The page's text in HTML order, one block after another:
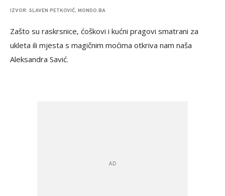
IZVOR: SLAVEN PETKOVIĆ, MONDO.BA
Zašto su raskrsnice, ćoškovi i kućni pragovi smatrani za
ukleta ili mjesta s magičnim moćima otkriva nam naša
Aleksandra Savić.